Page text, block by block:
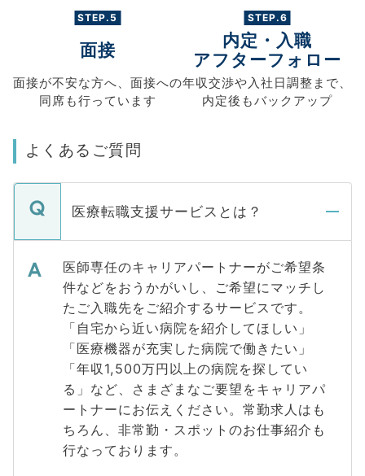
STEP.5
面接
面接が不安な方へ、 面接への
同席も行っています
STEP.6
内定・入職
アフターフォロー
年収交渉や入社日調整まで、
内定後もバックアップ
よくあるご質問
医療転職支援サービスとは？
医師専任のキャリアパートナーがご希望条
件などをおうかがいし、ご希望にマッチし
たご入職先をご紹介するサービスです。
「自宅から近い病院を紹介してほしい」
「医療機器が充実した病院で働きたい」
「年収1,500万円以上の病院を探してい
る」など、さまざまなご要望をキャリアパ
ートナーにお伝えください。常勤求人はも
ちろん、非常勤・スポットのお仕事紹介も
行なっております。